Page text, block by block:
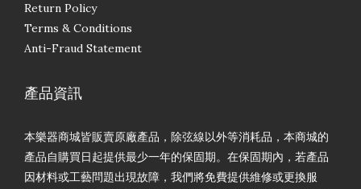
Return Policy
Terms & Conditions
Anti-Fraud Statement
產品資訊
本樂器商城皆販賣原廠產品，除弦線以外等消耗品，本商城的
產品自購買日起提供最少一年的保固期。在保固期內，若產品
因材料或工藝問題出現故障，我們將免費提供維修或更換服